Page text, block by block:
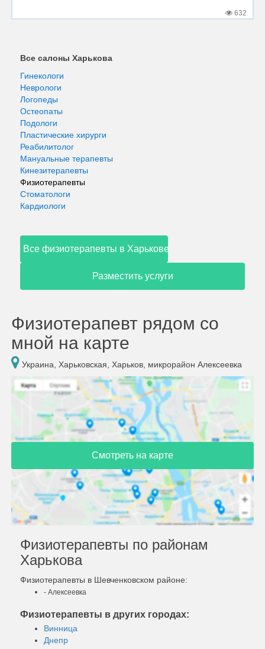
632
Все салоны Харькова
Гинекологи
Неврологи
Логопеды
Остеопаты
Подологи
Пластические хирурги
Реабилитолог
Мануальные терапевты
Кинезитерапевты
Физиотерапевты
Стоматологи
Кардиологи
Все физиотерапевты в Харькове
Разместить услуги
Физиотерапевт рядом со
мной на карте
Украина, Харьковская, Харьков, микрорайон Алексеевка
Смотреть на карте
Физиотерапевты по районам
Харькова
Физиотерапевты в Шевченковском районе:
- Алексеевка
Физиотерапевты в других городах:
Винница
Днепр